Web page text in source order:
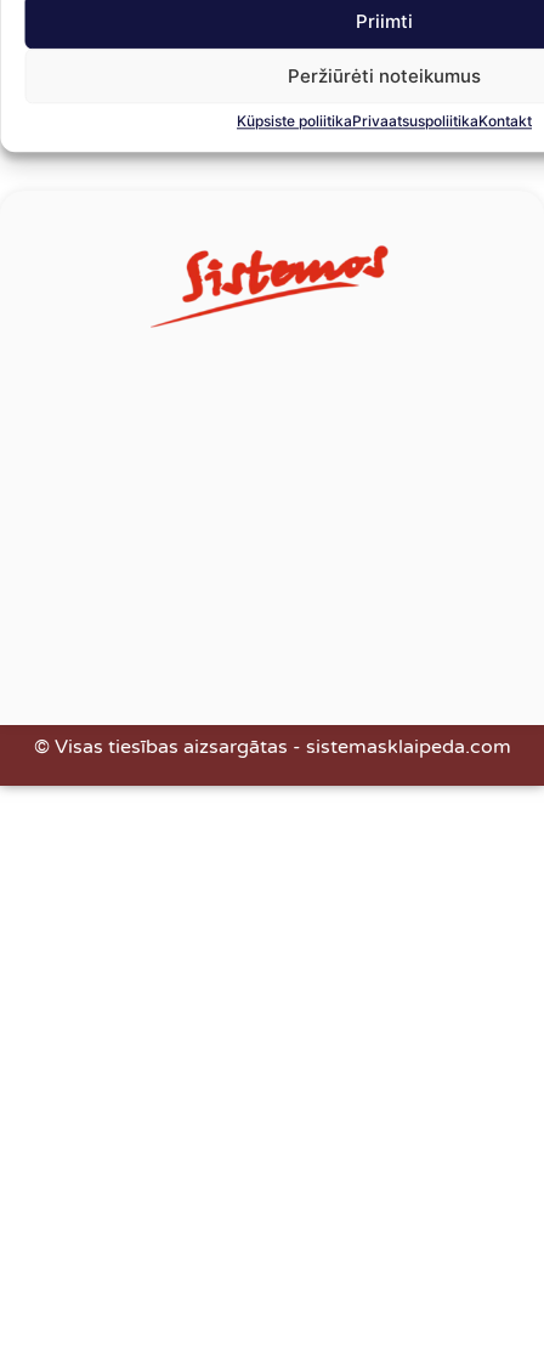
Priimti
Peržiūrėti noteikumus
Küpsiste poliitikaPrivaatsuspoliitikaKontakt
19.00
Gāzes iekārtas STAG 4 QNEXT
PLUS 4 cilindru elektronika
Uz grozu
© Visas tiesības aizsargātas - sistemasklaipeda.com